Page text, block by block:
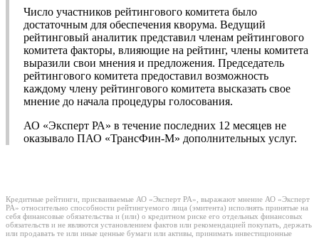
Число участников рейтингового комитета было
достаточным для обеспечения кворума. Ведущий
рейтинговый аналитик представил членам рейтингового
комитета факторы, влияющие на рейтинг, члены комитета
выразили свои мнения и предложения. Председатель
рейтингового комитета предоставил возможность
каждому члену рейтингового комитета высказать свое
мнение до начала процедуры голосования.
АО «Эксперт РА» в течение последних 12 месяцев не
оказывало ПАО «ТрансФин-М» дополнительных услуг.
Кредитные рейтинги, присваиваемые АО «Эксперт РА», выражают мнение АО «Эксперт
РА» относительно способности рейтингуемого лица (эмитента) исполнять принятые на
себя финансовые обязательства и (или) о кредитном риске его отдельных финансовых
обязательств и не являются установлением фактов или рекомендацией покупать, держать
или продавать те или иные ценные бумаги или активы, принимать инвестиционные